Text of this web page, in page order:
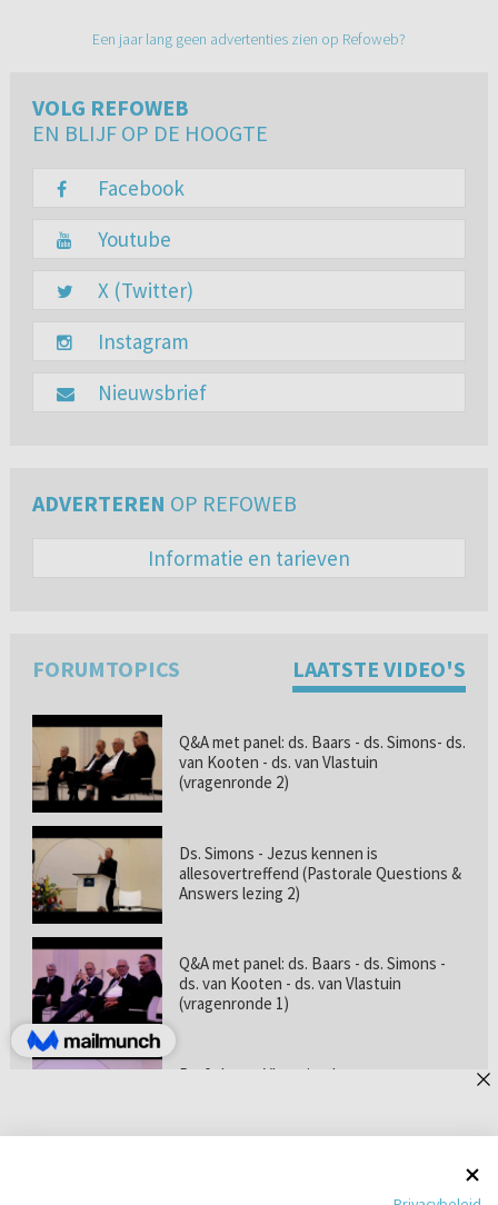
Een jaar lang geen advertenties zien op Refoweb?
VOLG REFOWEB
EN BLIJF OP DE HOOGTE
Facebook
Youtube
X (Twitter)
Instagram
Nieuwsbrief
ADVERTEREN OP REFOWEB
Informatie en tarieven
FORUMTOPICS LAATSTE VIDEO'S
Q&A met panel: ds. Baars - ds. Simons- ds.
van Kooten - ds. van Vlastuin
(vragenronde 2)
Ds. Simons - Jezus kennen is
allesovertreffend (Pastorale Questions &
Answers lezing 2)
Q&A met panel: ds. Baars - ds. Simons -
ds. van Kooten - ds. van Vlastuin
(vragenronde 1)
Prof. dr. van Vlastuin - Is